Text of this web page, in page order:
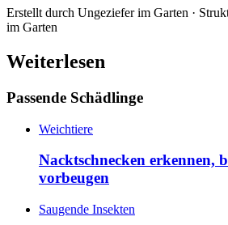
Erstellt durch Ungeziefer im Garten ·
im Garten
Weiterlesen
Passende Schädlinge
Weichtiere
Nacktschnecken erkennen,
vorbeugen
Saugende Insekten